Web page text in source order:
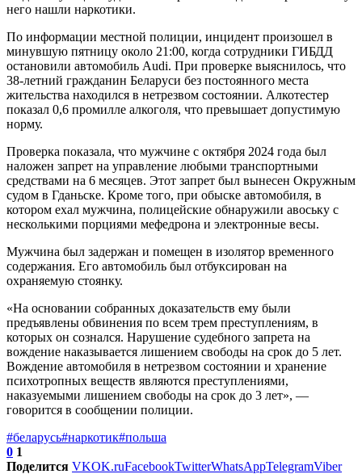
него нашли наркотики.
По информации местной полиции, инцидент произошел в
минувшую пятницу около 21:00, когда сотрудники ГИБДД
остановили автомобиль Audi. При проверке выяснилось, что
38-летний гражданин Беларуси без постоянного места
жительства находился в нетрезвом состоянии. Алкотестер
показал 0,6 промилле алкоголя, что превышает допустимую
норму.
Проверка показала, что мужчине с октября 2024 года был
наложен запрет на управление любыми транспортными
средствами на 6 месяцев. Этот запрет был вынесен Окружным
судом в Гданьске. Кроме того, при обыске автомобиля, в
котором ехал мужчина, полицейские обнаружили авоську с
несколькими порциями мефедрона и электронные весы.
Мужчина был задержан и помещен в изолятор временного
содержания. Его автомобиль был отбуксирован на
охраняемую стоянку.
«На основании собранных доказательств ему были
предъявлены обвинения по всем трем преступлениям, в
которых он сознался. Нарушение судебного запрета на
вождение наказывается лишением свободы на срок до 5 лет.
Вождение автомобиля в нетрезвом состоянии и хранение
психотропных веществ являются преступлениями,
наказуемыми лишением свободы на срок до 3 лет», —
говорится в сообщении полиции.
#беларусь#наркотик#польша
0 1
Поделится VKOK.ruFacebookTwitterWhatsAppTelegramViber